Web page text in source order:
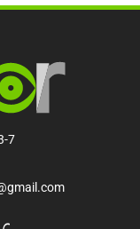
7